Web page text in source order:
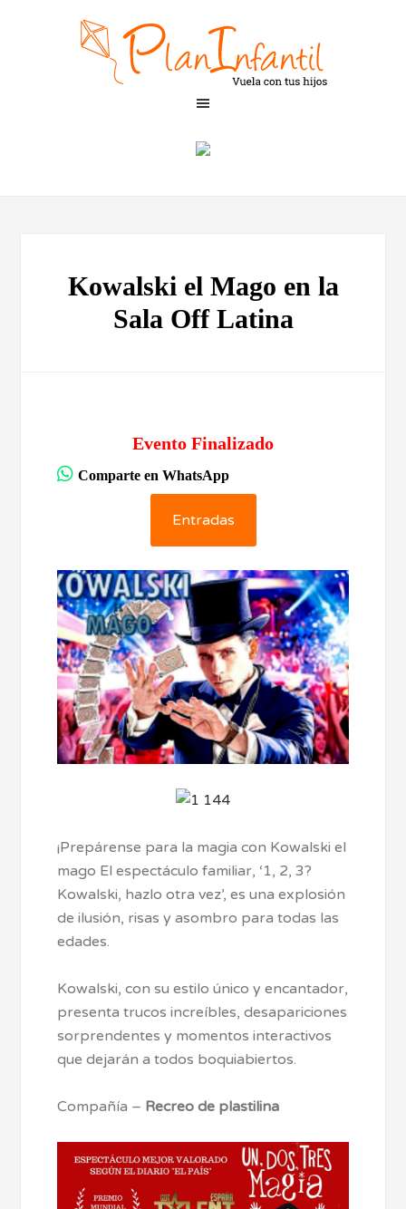
Kowalski el Mago en la
Sala Off Latina
Evento Finalizado
Comparte en WhatsApp
Entradas
¡Prepárense para la magia con Kowalski el
mago El espectáculo familiar, ‘1, 2, 3?
Kowalski, hazlo otra vez’, es una explosión
de ilusión, risas y asombro para todas las
edades.
Kowalski, con su estilo único y encantador,
presenta trucos increíbles, desapariciones
sorprendentes y momentos interactivos
que dejarán a todos boquiabiertos.
Compañía – Recreo de plastilina